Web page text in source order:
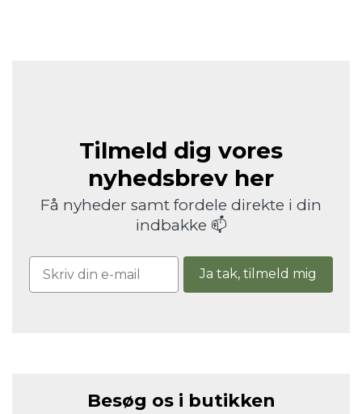
Tilmeld dig vores
nyhedsbrev her
Få nyheder samt fordele direkte i din
indbakke 📫
Ja tak, tilmeld mig
Besøg os i butikken